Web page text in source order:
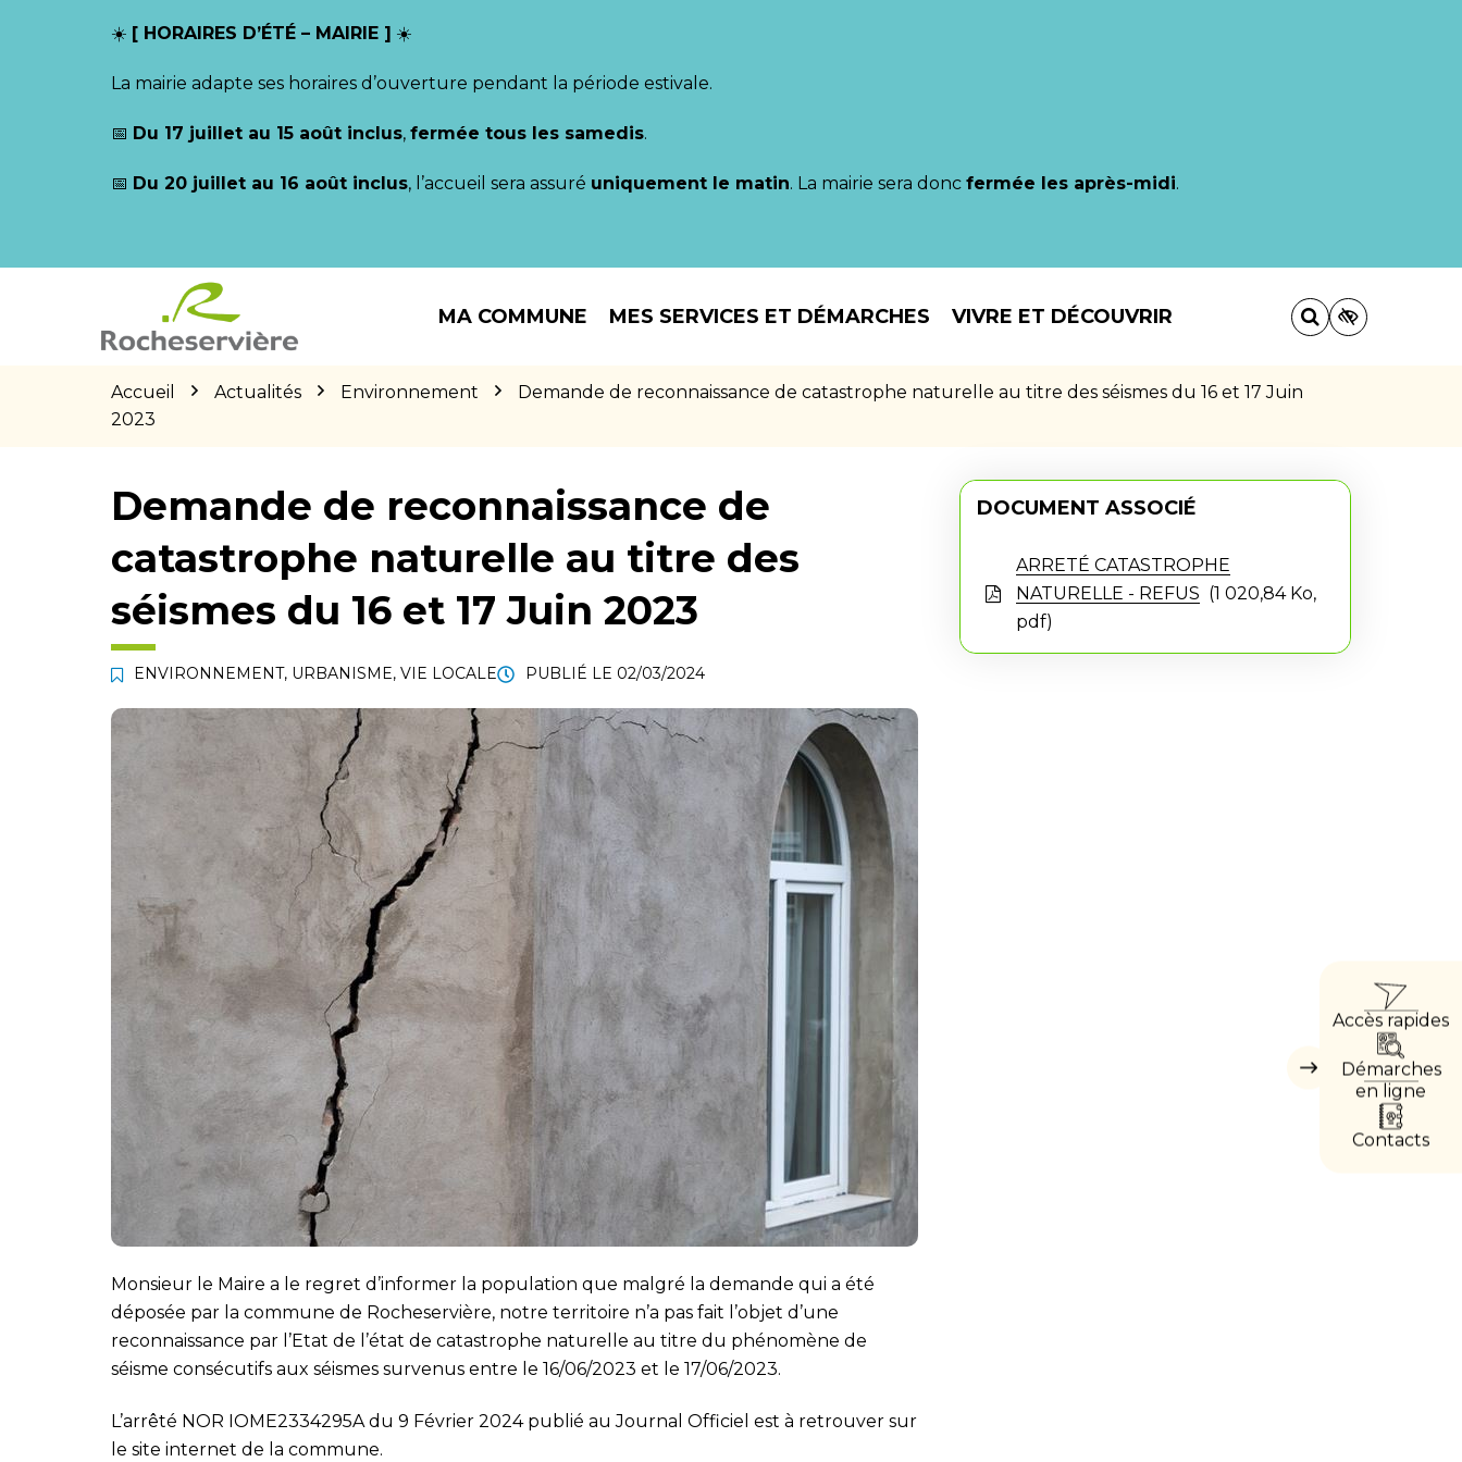
☀️ [ HORAIRES D’ÉTÉ – MAIRIE ] ☀️
La mairie adapte ses horaires d’ouverture pendant la période estivale.
📅 Du 17 juillet au 15 août inclus, fermée tous les samedis.
📅 Du 20 juillet au 16 août inclus, l’accueil sera assuré uniquement le matin. La mairie sera donc fermée les après-midi.
MA COMMUNE MES SERVICES ET DÉMARCHES VIVRE ET DÉCOUVRIR
Accueil Actualités Environnement
Demande de reconnaissance de catastrophe naturelle au titre des séismes du 16 et 17 Juin
2023
Masquer
Accès rapides
Démarches
en ligne
Contacts
Demande de reconnaissance de
catastrophe naturelle au titre des
séismes du 16 et 17 Juin 2023
ENVIRONNEMENT, URBANISME, VIE LOCALE PUBLIÉ LE 02/03/2024
Monsieur le Maire a le regret d’informer la population que malgré la demande qui a été
déposée par la commune de Rocheservière, notre territoire n’a pas fait l’objet d’une
reconnaissance par l’Etat de l’état de catastrophe naturelle au titre du phénomène de
séisme consécutifs aux séismes survenus entre le 16/06/2023 et le 17/06/2023.
L’arrêté NOR IOME2334295A du 9 Février 2024 publié au Journal Officiel est à retrouver sur
le site internet de la commune.
DOCUMENT ASSOCIÉ
ARRETÉ CATASTROPHE
NATURELLE - REFUS
1 020,84 Ko,
pdf